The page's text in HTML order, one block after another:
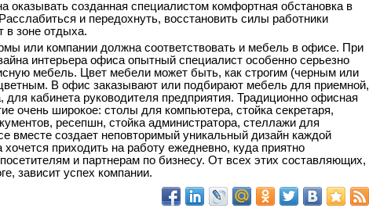
оказывать созданная специалистом комфортная обстановка в
и передохнуть, восстановить силы работники
в зоне отдыха.
или компании должна соответствовать и мебель в офисе. При
интерьера офиса опытный специалист особенно серьезно
мебель. Цвет мебели может быть, как строгим (черным или
В офис заказывают или подбирают мебель для приемной,
для кабинета руководителя предприятия. Традиционно офисная
очень широкое: столы для компьютера, стойка секретаря,
ресепшн, стойка администратора, стеллажи для
вместе создает неповторимый уникальный дизайн каждой
хочется приходить на работу ежедневно, куда приятно
и партнерам по бизнесу. От всех этих составляющих,
зависит успех компании.